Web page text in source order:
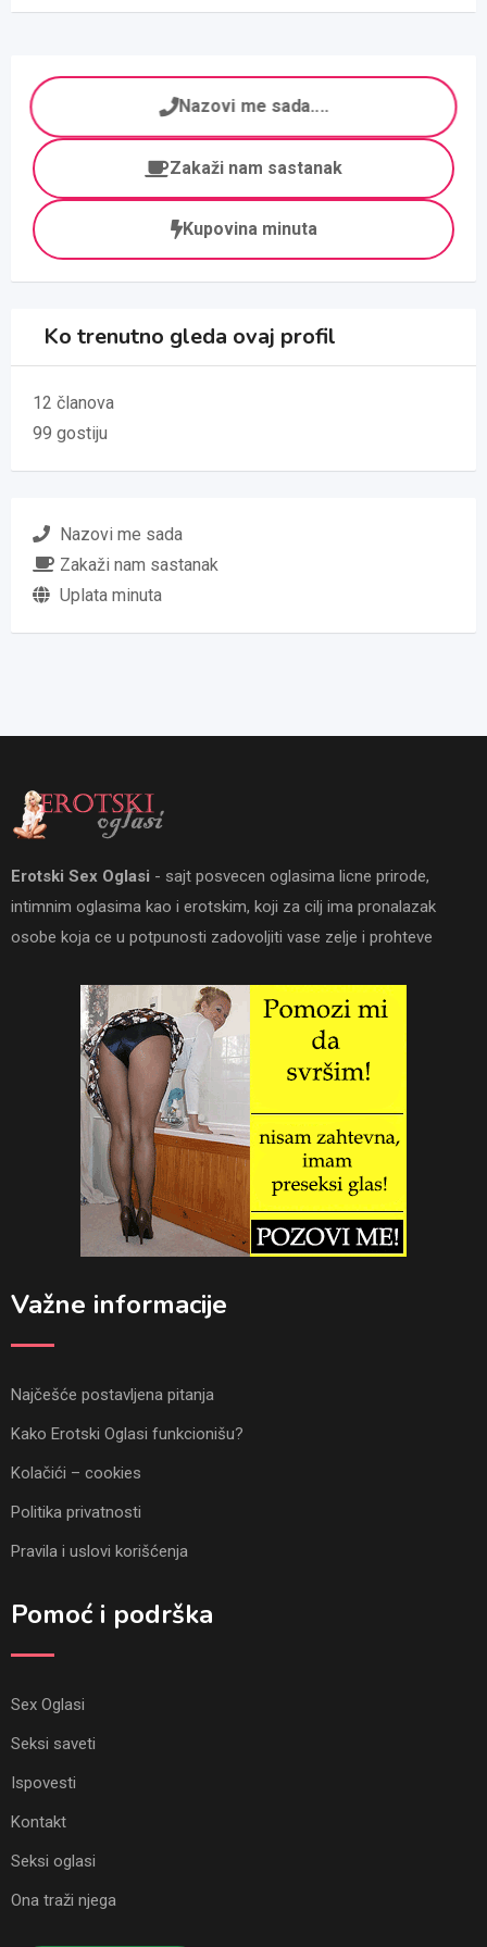
Nazovi me sada....
Zakaži nam sastanak
Kupovina minuta
Ko trenutno gleda ovaj profil
12 članova
99 gostiju
Nazovi me sada
Zakaži nam sastanak
Uplata minuta
Erotski Sex Oglasi - sajt posvecen oglasima licne prirode,
intimnim oglasima kao i erotskim, koji za cilj ima pronalazak
osobe koja ce u potpunosti zadovoljiti vase zelje i prohteve
Važne informacije
Najčešće postavljena pitanja
Kako Erotski Oglasi funkcionišu?
Kolačići – cookies
Politika privatnosti
Pravila i uslovi korišćenja
Pomoć i podrška
Sex Oglasi
Seksi saveti
Ispovesti
Kontakt
Seksi oglasi
Ona traži njega